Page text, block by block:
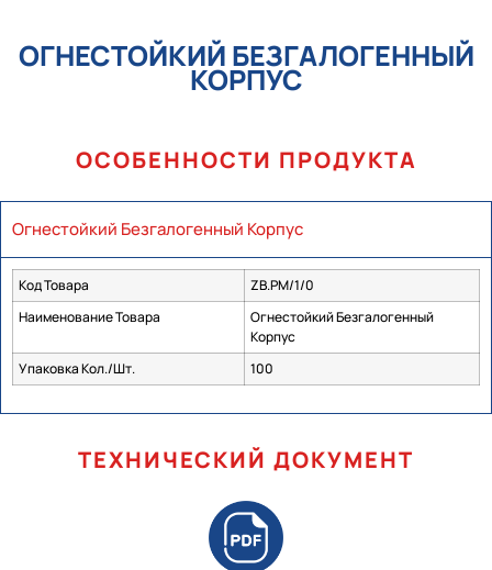
ОГНЕСТОЙКИЙ БЕЗГАЛОГЕННЫЙ
КОРПУС
ОСОБЕННОСТИ ПРОДУКТА
Огнестойкий Безгалогенный Корпус
Код Товара
ZB.PM/1/0
Наименование Товара
Огнестойкий Безгалогенный
Корпус
Упаковка Кол./Шт.
100
ТЕХНИЧЕСКИЙ ДОКУМЕНТ